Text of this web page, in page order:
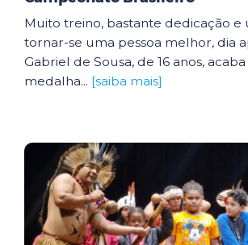
Muito treino, bastante dedicação e
tornar-se uma pessoa melhor, dia
Gabriel de Sousa, de 16 anos,
medalha... [saiba mais]